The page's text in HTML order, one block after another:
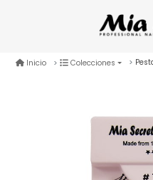
Inicio Colecciones